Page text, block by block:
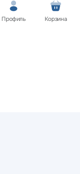
Профиль Корзина